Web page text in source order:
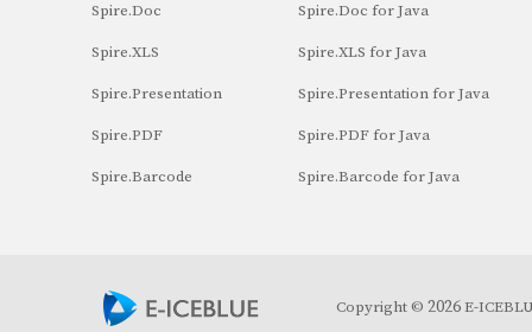
Spire.Doc
Spire.XLS
Spire.Presentation
Spire.PDF
Spire.Barcode
Spire.Doc for Java
Spire.XLS for Java
Spire.Presentation for Java
Spire.PDF for Java
Spire.Barcode for Java
Copyright © 2026E-